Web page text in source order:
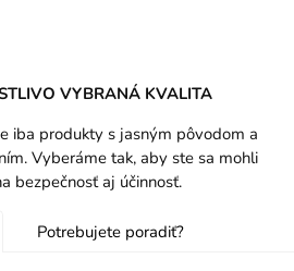
VYBRANÁ KVALITA
iba produkty s jasným pôvodom a
Vyberáme tak, aby ste sa mohli
bezpečnosť aj účinnosť.
Potrebujete poradiť?